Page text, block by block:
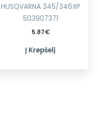
HUSQVARNA 345/346XP
503907371
5.87€
Į Krepšelį